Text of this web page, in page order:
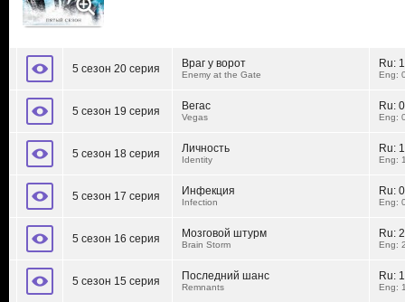
5 сезон 20 серия Враг у ворот
Enemy at the Gate
Ru:
Eng:
5 сезон 19 серия Вегас
Vegas
Ru:
Eng:
5 сезон 18 серия Личность
Identity
Ru:
Eng:
5 сезон 17 серия Инфекция
Infection
Ru:
Eng:
5 сезон 16 серия Мозговой штурм
Brain Storm
Ru:
Eng:
5 сезон 15 серия Последний шанс
Remnants
Ru:
Eng: